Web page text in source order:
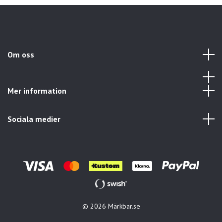
Om oss
Mer information
Sociala medier
© 2026 Märkbar.se